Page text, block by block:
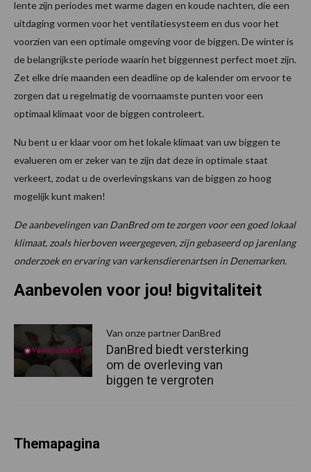
lente zijn periodes met warme dagen en koude nachten, die een
uitdaging vormen voor het ventilatiesysteem en dus voor het
voorzien van een optimale omgeving voor de biggen. De winter is
de belangrijkste periode waarin het biggennest perfect moet zijn.
Zet elke drie maanden een deadline op de kalender om ervoor te
zorgen dat u regelmatig de voornaamste punten voor een
optimaal klimaat voor de biggen controleert.
Nu bent u er klaar voor om het lokale klimaat van uw biggen te
evalueren om er zeker van te zijn dat deze in optimale staat
verkeert, zodat u de overlevingskans van de biggen zo hoog
mogelijk kunt maken!
De aanbevelingen van DanBred om te zorgen voor een goed lokaal
klimaat, zoals hierboven weergegeven, zijn gebaseerd op jarenlang
onderzoek en ervaring van varkensdierenartsen in Denemarken.
Aanbevolen voor jou! bigvitaliteit
Van onze partner DanBred
DanBred biedt versterking
om de overleving van
biggen te vergroten
Themapagina